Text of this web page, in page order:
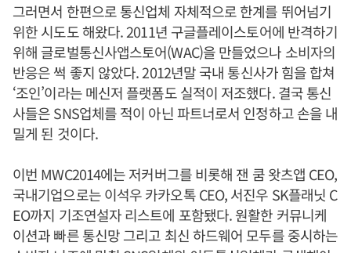
그러면서 한편으로 통신업체 자체적으로 한계를 뛰어넘기
위한 시도도 해왔다. 2011년 구글플레이스토어에 반격하기
위해 글로벌통신사앱스토어(WAC)을 만들었으나 소비자의
반응은 썩 좋지 않았다. 2012년말 국내 통신사가 힘을 합쳐
‘조인’이라는 메신저 플랫폼도 실적이 저조했다. 결국 통신
사들은 SNS업체를 적이 아닌 파트너로서 인정하고 손을 내
밀게 된 것이다.
이번 MWC2014에는 저커버그를 비롯해 잰 쿰 왓츠앱 CEO,
국내기업으로는 이석우 카카오톡 CEO, 서진우 SK플래닛 C
EO까지 기조연설자 리스트에 포함됐다. 원활한 커뮤니케
이션과 빠른 통신망 그리고 최신 하드웨어 모두를 중시하는